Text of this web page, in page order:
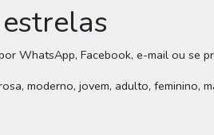
WhatsApp, Facebook, e-mail ou se
moderno, jovem, adulto, feminino,